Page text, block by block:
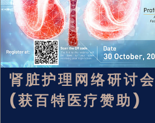
肾脏护理网络研讨会
(获百特医疗赞助)